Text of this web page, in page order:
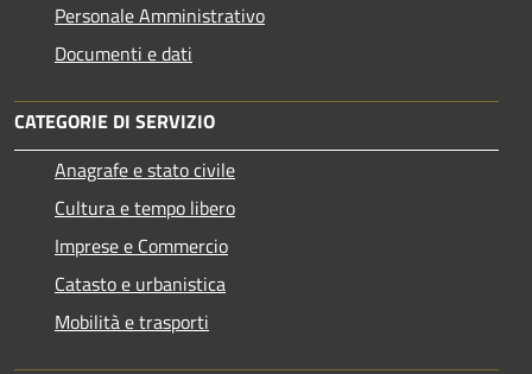
Personale Amministrativo
Documenti e dati
CATEGORIE DI SERVIZIO
Anagrafe e stato civile
Cultura e tempo libero
Imprese e Commercio
Catasto e urbanistica
Mobilità e trasporti